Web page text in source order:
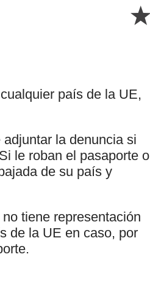
país de la UE,
la denuncia si
le roban el pasaporte o
de su país y
tiene representación
de la UE en caso, por